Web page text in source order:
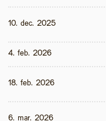
10. dec. 2025
4. feb. 2026
18. feb. 2026
6. mar. 2026